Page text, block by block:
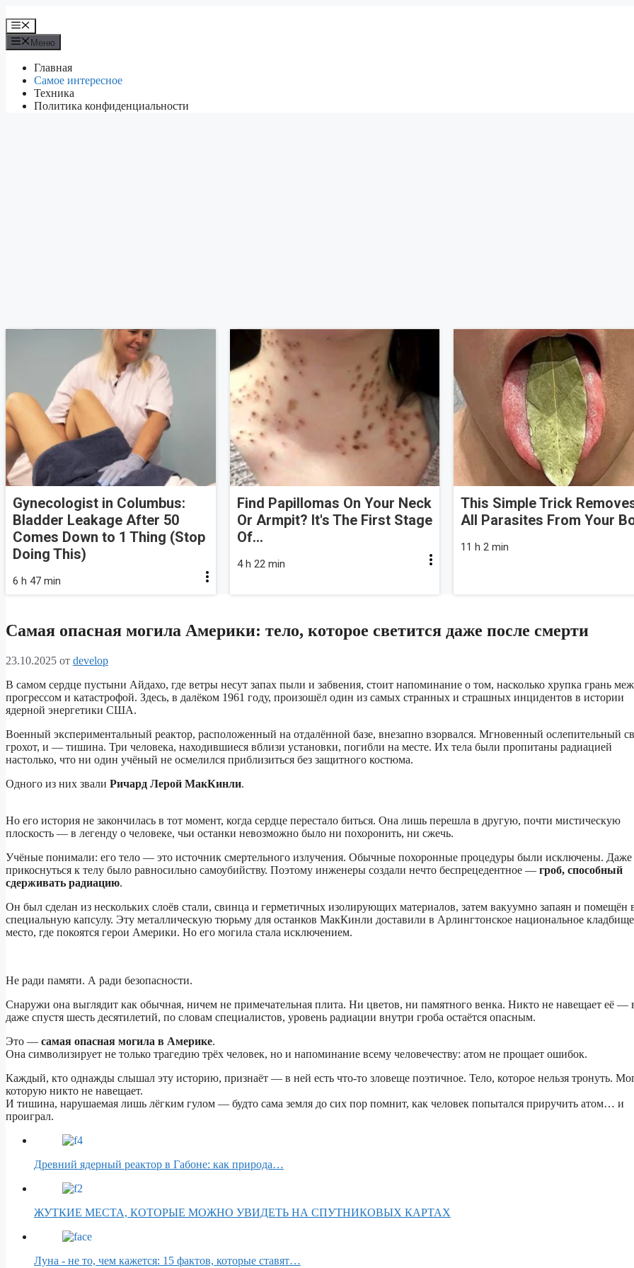
к
содержимому
Меню
Меню
Главная
Самое интересное
Техника
Политика конфиденциальности
Gynecologist in Columbus:
Bladder Leakage After 50
Comes Down to 1 Thing (Stop
Doing This)
6 h 47 min
Find Papillomas On Your Neck
Or Armpit? It's The First Stage
Of...
4 h 22 min
This Simple Trick
All Parasites From Your
11 h 2 min
Самая опасная могила Америки: тело, которое светится даже после смерти
23.10.2025 от develop
В самом сердце пустыни Айдахо, где ветры несут запах пыли и забвения, стоит напоминание о том, насколько хрупка грань
прогрессом и катастрофой. Здесь, в далёком 1961 году, произошёл один из самых странных и страшных инцидентов в истории
ядерной энергетики США.
Военный экспериментальный реактор, расположенный на отдалённой базе, внезапно взорвался. Мгновенный ослепительный
грохот, и — тишина. Три человека, находившиеся вблизи установки, погибли на месте. Их тела были пропитаны радиацией
настолько, что ни один учёный не осмелился приблизиться без защитного костюма.
Одного из них звали Ричард Лерой МакКинли.
Но его история не закончилась в тот момент, когда сердце перестало биться. Она лишь перешла в другую, почти мистическую
плоскость — в легенду о человеке, чьи останки невозможно было ни похоронить, ни сжечь.
Учёные понимали: его тело — это источник смертельного излучения. Обычные похоронные процедуры были исключены. Даже
прикоснуться к телу было равносильно самоубийству. Поэтому инженеры создали нечто беспрецедентное — гроб, способный
сдерживать радиацию.
Он был сделан из нескольких слоёв стали, свинца и герметичных изолирующих материалов, затем вакуумно запаян и помещён
специальную капсулу. Эту металлическую тюрьму для останков МакКинли доставили в Арлингтонское национальное
место, где покоятся герои Америки. Но его могила стала исключением.
Не ради памяти. А ради безопасности.
Снаружи она выглядит как обычная, ничем не примечательная плита. Ни цветов, ни памятного венка. Никто не навещает её —
даже спустя шесть десятилетий, по словам специалистов, уровень радиации внутри гроба остаётся опасным.
Это — самая опасная могила в Америке.
Она символизирует не только трагедию трёх человек, но и напоминание всему человечеству: атом не прощает ошибок.
Каждый, кто однажды слышал эту историю, признаёт — в ней есть что-то зловеще поэтичное. Тело, которое нельзя тронуть.
которую никто не навещает.
И тишина, нарушаемая лишь лёгким гулом — будто сама земля до сих пор помнит, как человек попытался приручить атом… и
проиграл.
Древний ядерный реактор в Габоне: как природа…
ЖУТКИЕ МЕСТА, КОТОРЫЕ МОЖНО УВИДЕТЬ НА СПУТНИКОВЫХ КАРТАХ
Луна - не то, чем кажется: 15 фактов, которые ставят…